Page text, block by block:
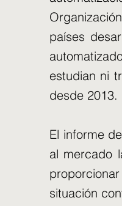
países
estudian ni
desde 2013.
El informe
al mercado
situación